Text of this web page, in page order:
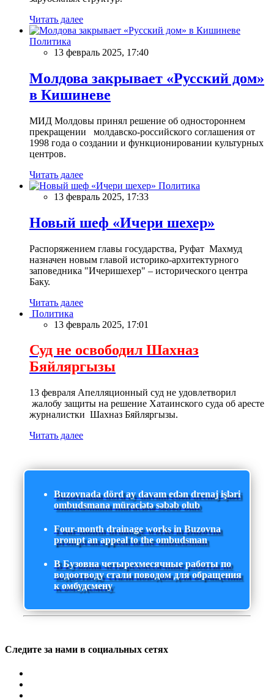
Читать далее
Политика
13 февраль 2025, 17:40
Молдова закрывает «Русский дом»
в Кишиневе
МИД Молдовы принял решение об одностороннем
прекращении молдавско-российского соглашения от
1998 года о создании и функционировании культурных
центров.
Читать далее
Политика
13 февраль 2025, 17:33
Новый шеф «Ичери шехер»
Распоряжением главы государства, Руфат Махмуд
назначен новым главой историко-архитектурного
заповедника "Ичеришехер" – исторического центра
Баку.
Читать далее
Политика
13 февраль 2025, 17:01
Суд не освободил Шахназ
Бяйляргызы
13 февраля Апелляционный суд не удовлетворил
жалобу защиты на решение Хатаинского суда об аресте
журналистки Шахназ Бяйляргызы.
Читать далее
Buzovnada dörd ay davam edən drenaj işləri
ombudsmana müraciətə səbəb olub
Four-month drainage works in Buzovna
prompt an appeal to the ombudsman
В Бузовна четырехмесячные работы по
водоотводу стали поводом для обращения
к омбудсмену
Следите за нами в социальных сетях